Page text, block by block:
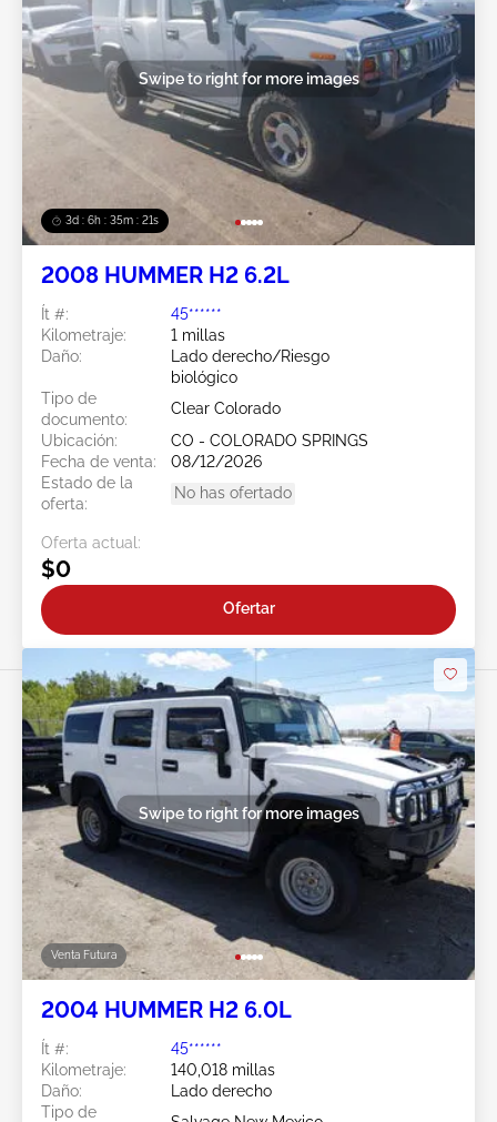
3d : 6h : 35m : 20s
Swipe to right for more images
2008 HUMMER H2 6.2L
Ít #:
45******
Kilometraje:
1 millas
Daño:
Lado derecho/Riesgo
biológico
Tipo de
documento:
Clear Colorado
Ubicación:
CO - COLORADO SPRINGS
Fecha de venta:
08/12/2026
Estado de la
oferta:
No has ofertado
Oferta actual:
$0
Ofertar
Venta Futura
Swipe to right for more images
2004 HUMMER H2 6.0L
Ít #:
45******
Kilometraje:
140,018 millas
Daño:
Lado derecho
Tipo de